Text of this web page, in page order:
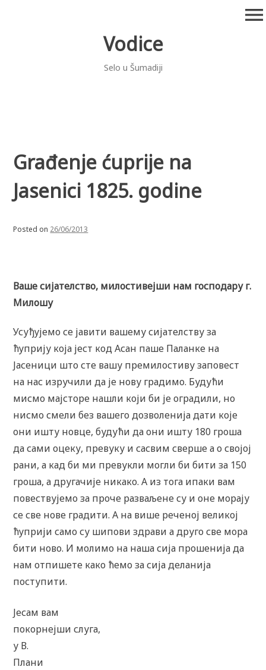
Vodice
Selo u Šumadiji
menu
Građenje ćuprije na
Jasenici 1825. godine
Posted on 26/06/2013
Ваше сијателство, милостивејши нам господару г.
Милошу
Усуђујемо се јавити вашему сијателству за
ћуприју која јест код Асан паше Паланке на
Јасеници што сте вашу премилостиву заповест
на нас изручили да је нову градимо. Будући
мисмо мајсторе нашли који би је оградили, но
нисмо смели без вашего дозволенија дати које
они ишту новце, будући да они ишту 180 гроша
да сами оцеку, превуку и сасвим сверше а о својој
рани, а кад би ми превукли могли би бити за 150
гроша, а другачије никако. А из тога ипаки вам
повествујемо за проче разваљене су и оне морају
се све нове градити. А на више реченој великој
ћуприји само су шипови здрави а друго све мора
бити ново. И молимо на наша сија прошенија да
нам отпишете како ћемо за сија деланија
поступити.
Јесам вам
покорнејши слуга,
у В.
Плани